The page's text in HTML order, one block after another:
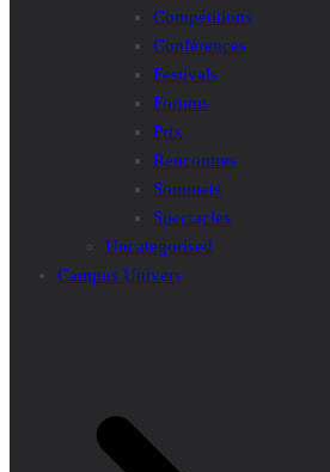
Compétitions
Conférences
Festivals
Forums
Prix
Rencontres
Sommets
Spectacles
Uncategorised
Campus Univers